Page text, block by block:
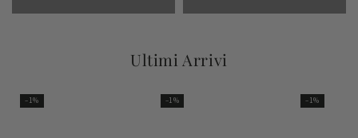
Ultimi Arrivi
–1% –1% –1%